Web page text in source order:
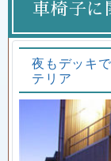
車椅子に
夜もデッキ
テリア